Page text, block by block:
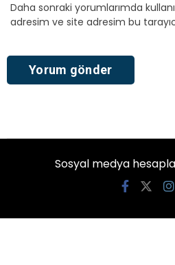
Daha sonraki yorumlarımda
adresim ve site adresim bu
Sosyal medya